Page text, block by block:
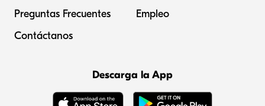
Preguntas Frecuentes
Contáctanos
Empleo
Descarga la App